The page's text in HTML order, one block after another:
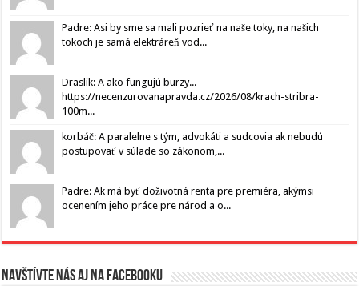
Padre: Asi by sme sa mali pozrieť na naše toky, na našich
tokoch je samá elektráreň vod...
Draslik: A ako fungujú burzy...
https://necenzurovanapravda.cz/2026/08/krach-stribra-
100m...
korbáč: A paralelne s tým, advokáti a sudcovia ak nebudú
postupovať v súlade so zákonom,...
Padre: Ak má byť doživotná renta pre premiéra, akýmsi
ocenením jeho práce pre národ a o...
Navštívte nás aj na Facebooku